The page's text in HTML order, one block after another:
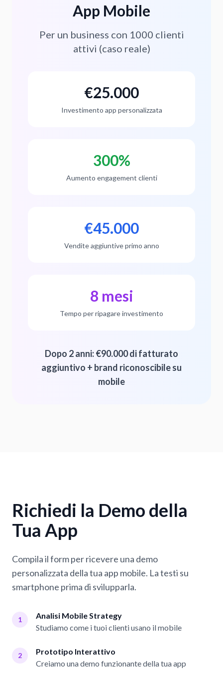
App Mobile
Per un business con 1000 clienti
attivi (caso reale)
€25.000
Investimento app personalizzata
300%
Aumento engagement clienti
€45.000
Vendite aggiuntive primo anno
8 mesi
Tempo per ripagare investimento
Dopo 2 anni: €90.000 di fatturato
aggiuntivo + brand riconoscibile su
mobile
Richiedi la Demo della
Tua App
Compila il form per ricevere una demo
personalizzata della tua app mobile. La testi su
smartphone prima di svilupparla.
1
Analisi Mobile Strategy
Studiamo come i tuoi clienti usano il mobile
2
Prototipo Interattivo
Creiamo una demo funzionante della tua app